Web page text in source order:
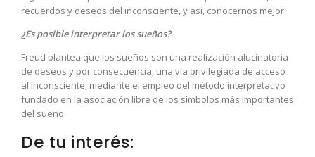
recuerdos y deseos del inconsciente, y así, conocernos mejor.
¿Es posible interpretar los sueños?
Freud plantea que los sueños son una realización alucinatoria
de deseos y por consecuencia, una vía privilegiada de acceso
al inconsciente, mediante el empleo del método interpretativo
fundado en la asociación libre de los símbolos más importantes
del sueño.
De tu interés: